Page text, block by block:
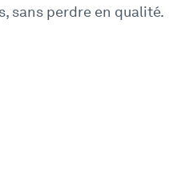
sans perdre en qualité.